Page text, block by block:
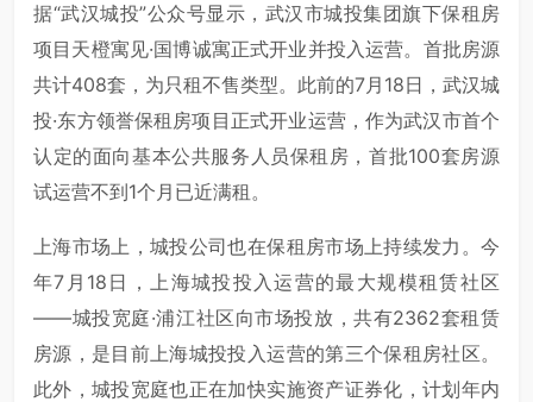
据“武汉城投”公众号显示，武汉市城投集团旗下保租房
项目天橙寓见·国博诚寓正式开业并投入运营。首批房源
共计408套，为只租不售类型。此前的7月18日，武汉城
投·东方领誉保租房项目正式开业运营，作为武汉市首个
认定的面向基本公共服务人员保租房，首批100套房源
试运营不到1个月已近满租。
上海市场上，城投公司也在保租房市场上持续发力。今
年7月18日，上海城投投入运营的最大规模租赁社区
——城投宽庭·浦江社区向市场投放，共有2362套租赁
房源，是目前上海城投投入运营的第三个保租房社区。
此外，城投宽庭也正在加快实施资产证券化，计划年内